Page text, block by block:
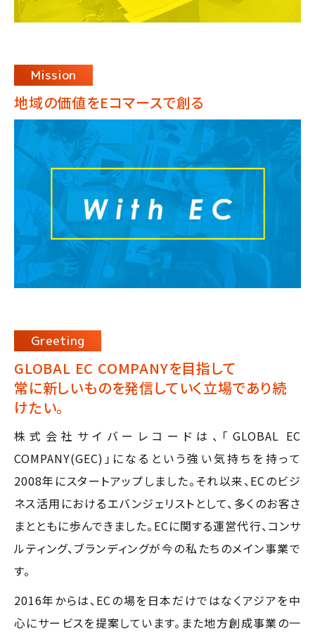
Mission
地域の価値をEコマースで創る
Greeting
GLOBAL EC COMPANYを目指して
常に新しいものを発信していく立場であり続
けたい。
株式会社サイバーレコードは、「GLOBAL EC
COMPANY(GEC)」になるという強い気持ちを持って
2008年にスタートアップしました。それ以来、ECのビジ
ネス活用におけるエバンジェリストとして、多くのお客さ
まとともに歩んできました。ECに関する運営代行、コンサ
ルティング、ブランディングが今の私たちのメイン事業で
す。
2016年からは、ECの場を日本だけではなくアジアを中
心にサービスを提案しています。また地方創成事業の一